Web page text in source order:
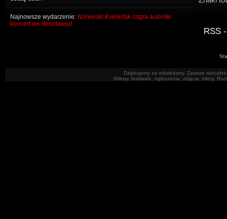
Najnowsze wydarzenie: Norweski Kvelertak zagra autorski
koncert we Wrocławiu!
RSS
Dziękujemy za odwiedziny. Zawsze
Sklepy, festiwale, ogłoszenia, zdjęcia, bilety.